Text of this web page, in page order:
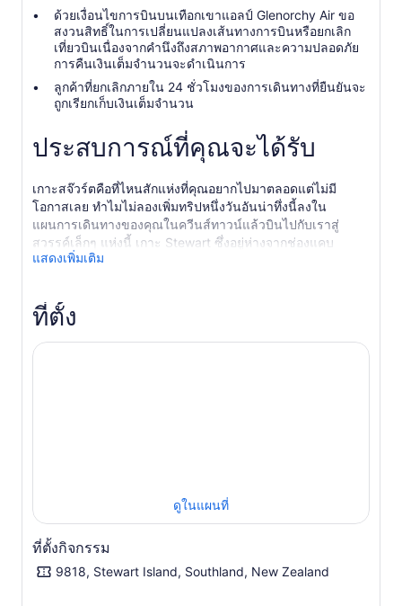
ด้วยเงื่อนไขการบินบนเทือกเขาแอลป์ Glenorchy Air ขอ
สงวนสิทธิ์ในการเปลี่ยนแปลงเส้นทางการบินหรือยกเลิก
เที่ยวบินเนื่องจากคำนึงถึงสภาพอากาศและความปลอดภัย
การคืนเงินเต็มจำนวนจะดำเนินการ
ลูกค้าที่ยกเลิกภายใน 24 ชั่วโมงของการเดินทางที่ยืนยันจะ
ถูกเรียกเก็บเงินเต็มจำนวน
ประสบการณ์ที่คุณจะได้รับ
เกาะสจ๊วร์ตคือที่ไหนสักแห่งที่คุณอยากไปมาตลอดแต่ไม่มี
โอกาสเลย ทำไมไม่ลองเพิ่มทริปหนึ่งวันอันน่าทึ่งนี้ลงใน
แผนการเดินทางของคุณในควีนส์ทาวน์แล้วบินไปกับเราสู่
สวรรค์เล็กๆ แห่งนี้ เกาะ Stewart ซึ่งอยู่ห่างจากช่องแคบ
Foveaux เพียง 30 กิโลเมตร สุดเกาะใต้ของนิวซีแลนด์ น่าจะ
เต็มไปด้วยขุมทรัพย์ที่ซ่อนอยู่ และคุณจะมีเวลาประมาณ 5
อย่างเต็มที่ และเพียงสำรวจเมืองโอบัน รวมถึงเส้นทางเดินเลียบ
แสดงเพิ่มเติม
ที่ตั้ง
ดูในแผนที่
ที่ตั้งกิจกรรม
9818, Stewart Island, Southland, New Zealand